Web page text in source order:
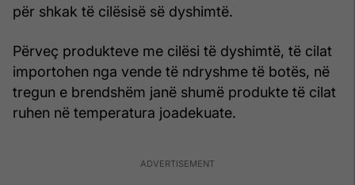
për shkak të cilësisë së dyshimtë.
Përveç produkteve me cilësi të dyshimtë, të cilat
importohen nga vende të ndryshme të botës, në
tregun e brendshëm janë shumë produkte të cilat
ruhen në temperatura joadekuate.